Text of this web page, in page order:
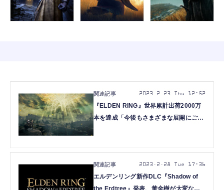
『ELDEN RING』世界累計出荷2000万
本を達成「今後もさまざまな展開にご期
2023.2.23 Thu 12:52
エルデンリング新作DLC『Shadow of
the Erdtree』発表、黄金樹が大変なこ
2023.2.28 Tue 17:36